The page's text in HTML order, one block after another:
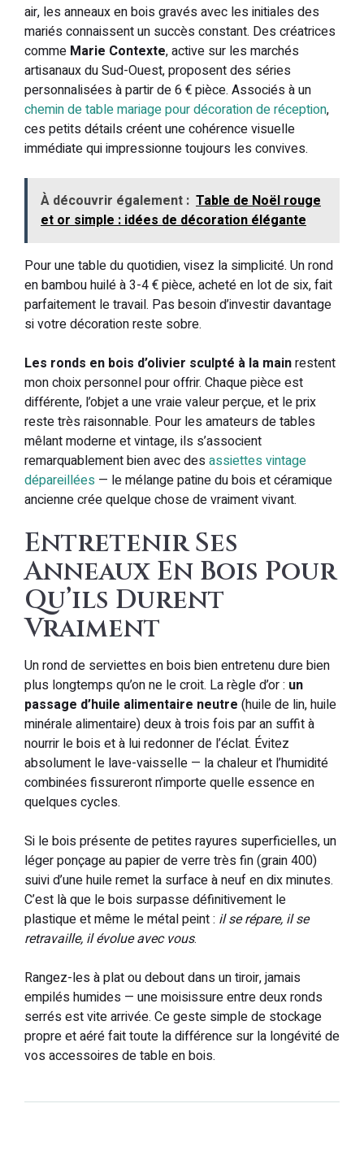
air, les anneaux en bois gravés avec les initiales des
mariés connaissent un succès constant. Des créatrices
comme Marie Contexte, active sur les marchés
artisanaux du Sud-Ouest, proposent des séries
personnalisées à partir de 6 € pièce. Associés à un
chemin de table mariage pour décoration de réception,
ces petits détails créent une cohérence visuelle
immédiate qui impressionne toujours les convives.
À découvrir également : Table de Noël rouge
et or simple : idées de décoration élégante
Pour une table du quotidien, visez la simplicité. Un rond
en bambou huilé à 3-4 € pièce, acheté en lot de six, fait
parfaitement le travail. Pas besoin d’investir davantage
si votre décoration reste sobre.
Les ronds en bois d’olivier sculpté à la mainrestent
mon choix personnel pour offrir. Chaque pièce est
différente, l’objet a une vraie valeur perçue, et le prix
reste très raisonnable. Pour les amateurs de tables
mêlant moderne et vintage, ils s’associent
remarquablement bien avec des assiettes vintage
dépareillées — le mélange patine du bois et céramique
ancienne crée quelque chose de vraiment vivant.
Entretenir Ses
Anneaux En Bois Pour
Qu’ils Durent
Vraiment
Un rond de serviettes en bois bien entretenu dure bien
plus longtemps qu’on ne le croit. La règle d’or : un
passage d’huile alimentaire neutre (huile de lin, huile
minérale alimentaire) deux à trois fois par an suffit à
nourrir le bois et à lui redonner de l’éclat. Évitez
absolument le lave-vaisselle — la chaleur et l’humidité
combinées fissureront n’importe quelle essence en
quelques cycles.
Si le bois présente de petites rayures superficielles, un
léger ponçage au papier de verre très fin (grain 400)
suivi d’une huile remet la surface à neuf en dix minutes.
C’est là que le bois surpasse définitivement le
plastique et même le métal peint : il se répare, il se
retravaille, il évolue avec vous.
Rangez-les à plat ou debout dans un tiroir, jamais
empilés humides — une moisissure entre deux ronds
serrés est vite arrivée. Ce geste simple de stockage
propre et aéré fait toute la différence sur la longévité de
vos accessoires de table en bois.